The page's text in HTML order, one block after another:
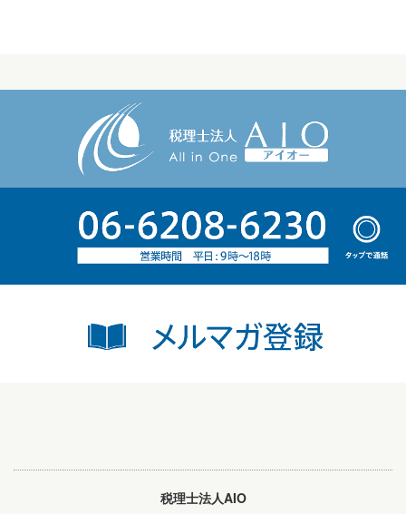
税理士法人AIO